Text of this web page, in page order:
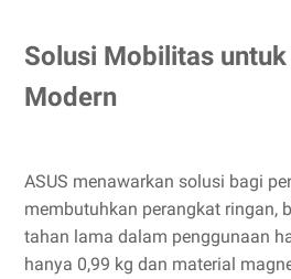
Solusi Mobilitas untuk
Modern
ASUS menawarkan solusi bagi
membutuhkan perangkat ringan,
tahan lama dalam penggunaan
hanya 0,99 kg dan material